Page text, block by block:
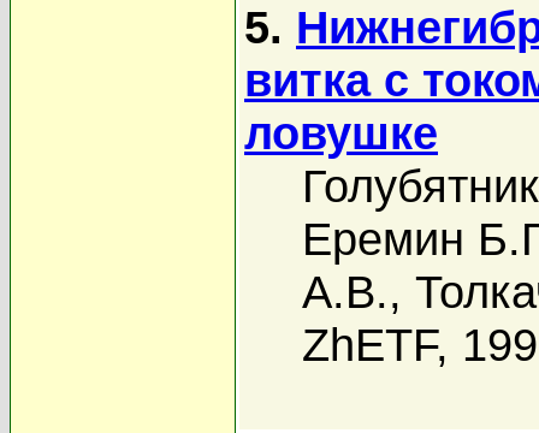
5.
витка с
ловушке
Еремин
А.В.,
ZhETF,